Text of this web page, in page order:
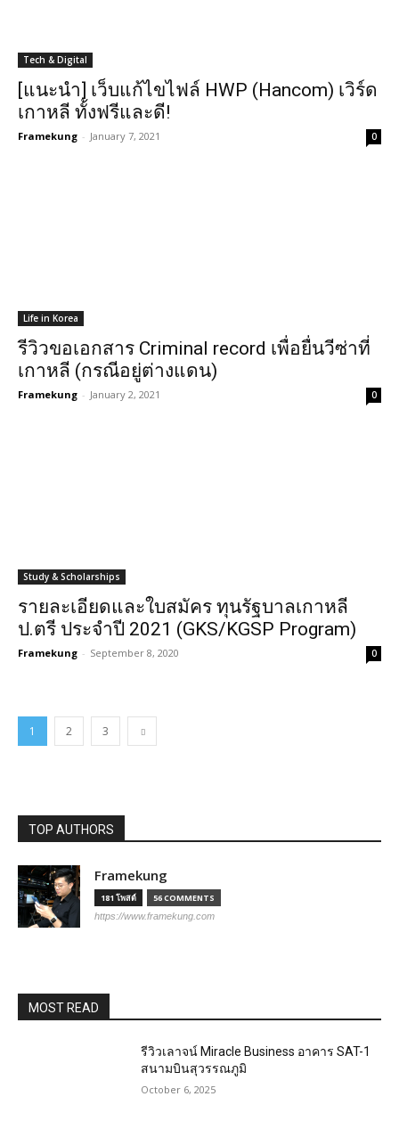
Tech & Digital
[แนะนำ] เว็บแก้ไขไฟล์ HWP (Hancom) เวิร์ด
เกาหลี ทั้งฟรีและดี!
Framekung - January 7, 2021 0
Life in Korea
รีวิวขอเอกสาร Criminal record เพื่อยื่นวีซ่าที่
เกาหลี (กรณีอยู่ต่างแดน)
Framekung - January 2, 2021 0
Study & Scholarships
รายละเอียดและใบสมัคร ทุนรัฐบาลเกาหลี
ป.ตรี ประจำปี 2021 (GKS/KGSP Program)
Framekung - September 8, 2020 0
1 2 3
TOP AUTHORS
Framekung
181 โพสต์ 56 COMMENTS
https://www.framekung.com
MOST READ
รีวิวเลาจน์ Miracle Business อาคาร SAT-1
สนามบินสุวรรณภูมิ
October 6, 2025